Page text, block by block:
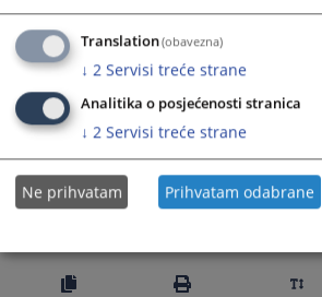
Prateći dokumenti
Sud Pravde EncroChat
545PREGLEDA
Translation(obavezna)
↓ 2 Servisi treće strane
Analitika o posjećenosti stranica
↓ 2 Servisi treće strane
Ne prihvatam Prihvatam odabrane